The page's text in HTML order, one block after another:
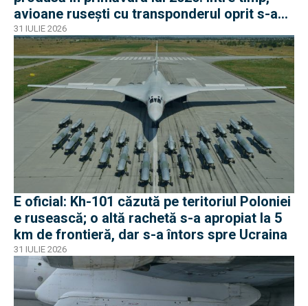
avioane rusești cu transponderul oprit s-au
apropiat de frontiera Poloniei
31 IULIE 2026
E oficial: Kh-101 căzută pe teritoriul Poloniei
e rusească; o altă rachetă s-a apropiat la 5
km de frontieră, dar s-a întors spre Ucraina
31 IULIE 2026